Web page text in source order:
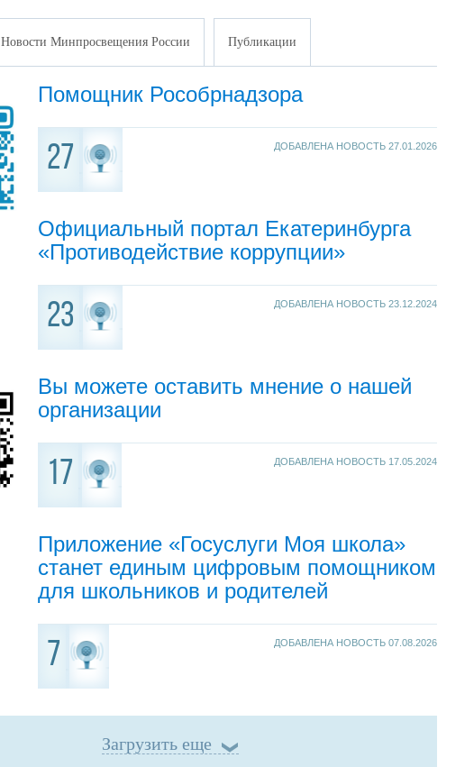
Новости Минпросвещения России Публикации
Помощник Рособрнадзора
27 ДОБАВЛЕНА НОВОСТЬ 27.01.2026
Официальный портал Екатеринбурга
«Противодействие коррупции»
23 ДОБАВЛЕНА НОВОСТЬ 23.12.2024
Вы можете оставить мнение о нашей
организации
17 ДОБАВЛЕНА НОВОСТЬ 17.05.2024
Приложение «Госуслуги Моя школа»
станет единым цифровым помощником
для школьников и родителей
7 ДОБАВЛЕНА НОВОСТЬ 07.08.2026
Загрузить еще